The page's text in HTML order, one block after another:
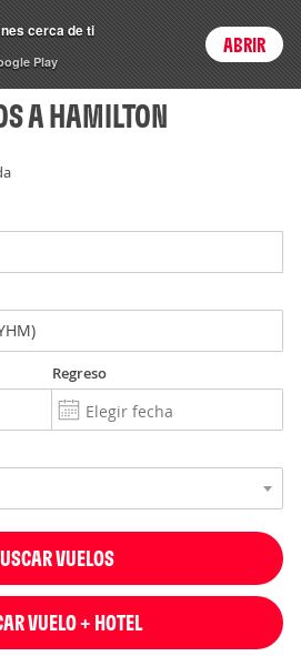
Login
A HAMILTON
Regreso
VUELOS
VUELO + HOTEL
cerca de ti
Play
ABRIR